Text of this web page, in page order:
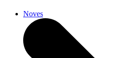
Noves